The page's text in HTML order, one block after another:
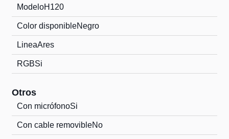
ModeloH120
Color disponibleNegro
LineaAres
RGBSi
Otros
Con micrófonoSi
Con cable removibleNo